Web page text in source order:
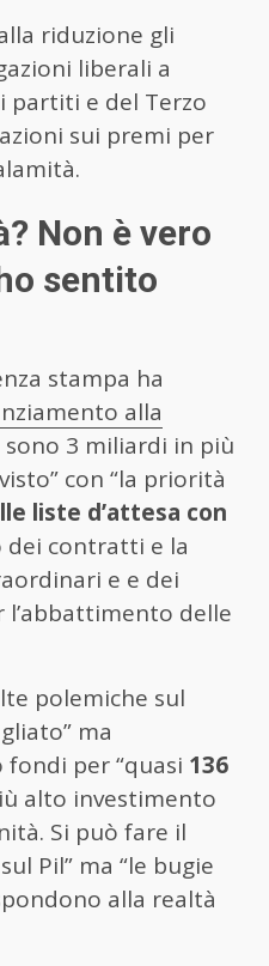
riduzione gli
liberali a
partiti e del Terzo
sui premi per
Non è vero
sentito
stampa ha
alla
sono 3 miliardi in più
con “la priorità
liste d’attesa con
dei contratti e la
e e dei
delle
polemiche sul
ma
fondi per “quasi 136
alto investimento
Si può fare il
Pil” ma “le bugie
alla realtà